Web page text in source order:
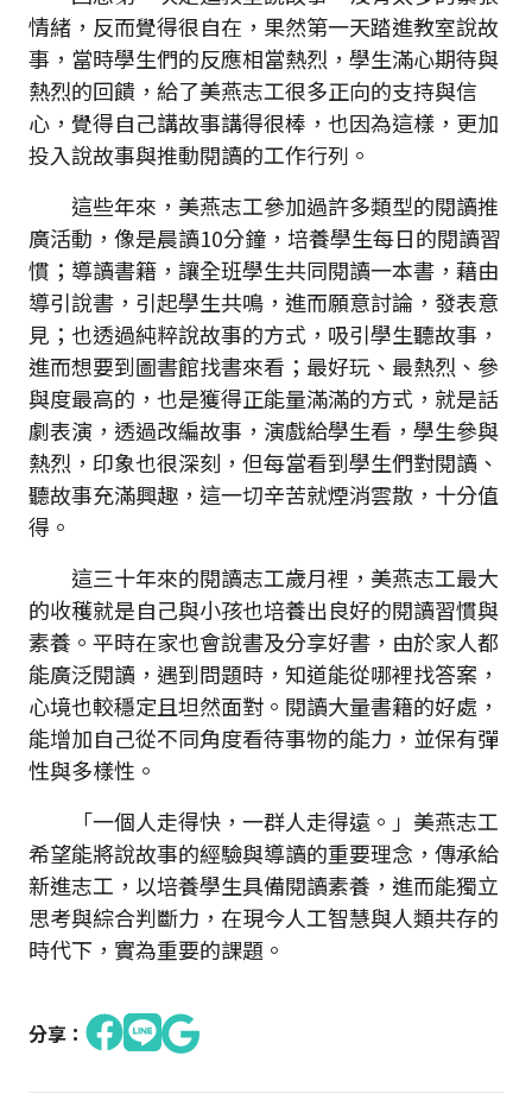
情緒，反而覺得很自在，果然第一天踏進教室說故
事，當時學生們的反應相當熱烈，學生滿心期待與
熱烈的回饋，給了美燕志工很多正向的支持與信
心，覺得自己講故事講得很棒，也因為這樣，更加
投入說故事與推動閱讀的工作行列。
這些年來，美燕志工參加過許多類型的閱讀推
廣活動，像是晨讀10分鐘，培養學生每日的閱讀習
慣；導讀書籍，讓全班學生共同閱讀一本書，藉由
導引說書，引起學生共鳴，進而願意討論，發表意
見；也透過純粹說故事的方式，吸引學生聽故事，
進而想要到圖書館找書來看；最好玩、最熱烈、參
與度最高的，也是獲得正能量滿滿的方式，就是話
劇表演，透過改編故事，演戲給學生看，學生參與
熱烈，印象也很深刻，但每當看到學生們對閱讀、
聽故事充滿興趣，這一切辛苦就煙消雲散，十分值
得。
這三十年來的閱讀志工歲月裡，美燕志工最大
的收穫就是自己與小孩也培養出良好的閱讀習慣與
素養。平時在家也會說書及分享好書，由於家人都
能廣泛閱讀，遇到問題時，知道能從哪裡找答案，
心境也較穩定且坦然面對。閱讀大量書籍的好處，
能增加自己從不同角度看待事物的能力，並保有彈
性與多樣性。
「一個人走得快，一群人走得遠。」美燕志工
希望能將說故事的經驗與導讀的重要理念，傳承給
新進志工，以培養學生具備閱讀素養，進而能獨立
思考與綜合判斷力，在現今人工智慧與人類共存的
時代下，實為重要的課題。
分享：